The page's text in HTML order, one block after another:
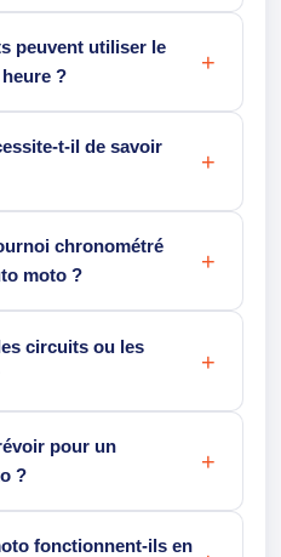
peuvent utiliser le
?
t-il de savoir
chronométré
moto ?
circuits ou les
pour un
?
fonctionnent-ils en